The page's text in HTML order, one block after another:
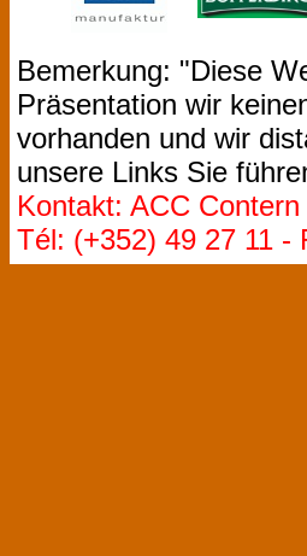
Bemerkung: "Diese
Präsentation wir
vorhanden und wir
unsere Links Sie
Kontakt: ACC
Tél: (+352) 49 27 11